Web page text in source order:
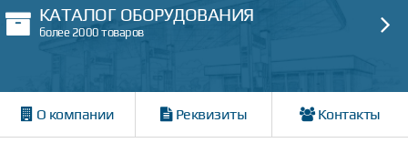
КАТАЛОГ ОБОРУДОВАНИЯ
более 2000 товаров
О компании Реквизиты Контакты